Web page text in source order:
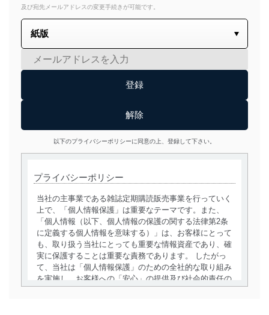
及び宛先メールアドレスの変更手続きが可能です。
以下のプライバシーポリシーに同意の上、登録して下さい。
プライバシーポリシー
当社の主事業である雑誌定期購読販売事業を行っていく
上で、「個人情報保護」は重要なテーマです。また、
「個人情報（以下、個人情報の保護の関する法律第2条
に定義する個人情報を意味する）」は、お客様にとって
も、取り扱う当社にとっても重要な情報資産であり、確
実に保護することは重要な責務であります。 したがっ
て、当社は「個人情報保護」のための全社的な取り組み
を実施し、お客様への「安心」の提供及び社会的責任の